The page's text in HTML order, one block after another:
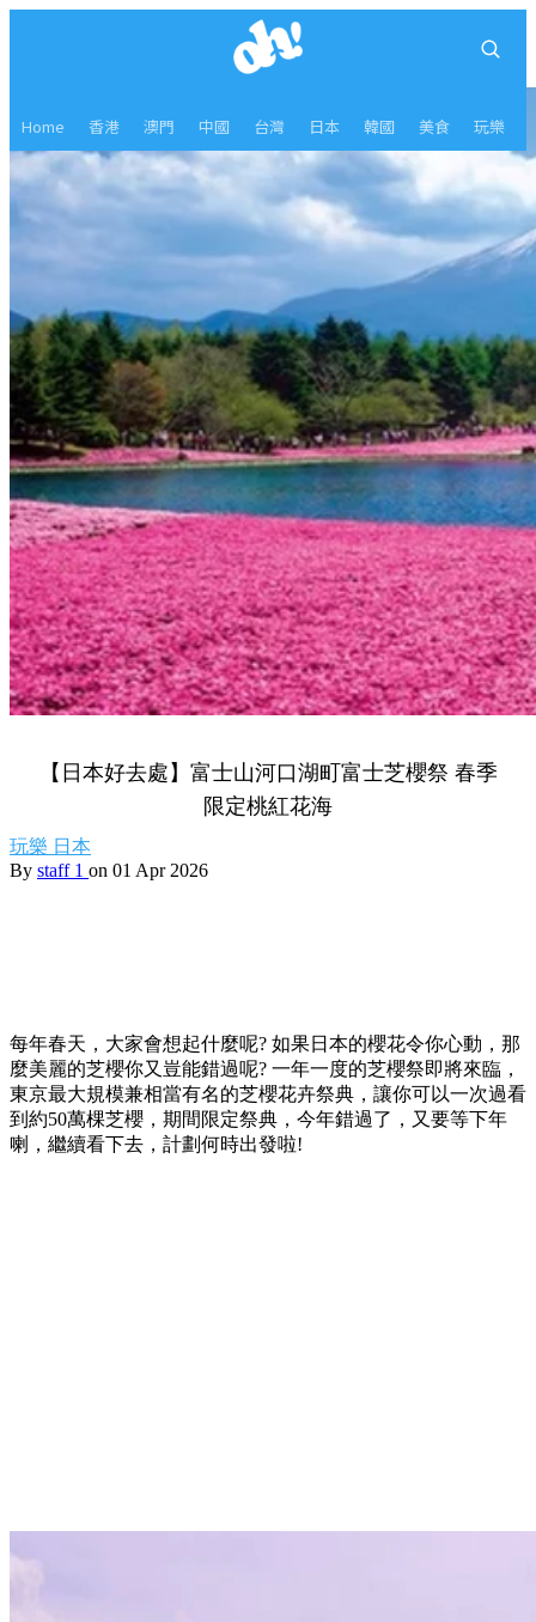
Home 香港 澳門 中國 台灣 日本 韓國 美食 玩樂
【日本好去處】富士山河口湖町富士芝櫻祭 春季
限定桃紅花海
玩樂 日本
By staff 1 on 01 Apr 2026
每年春天，大家會想起什麼呢? 如果日本的櫻花令你心動，那
麼美麗的芝櫻你又豈能錯過呢? 一年一度的芝櫻祭即將來臨，
東京最大規模兼相當有名的芝櫻花卉祭典，讓你可以一次過看
到約50萬棵芝櫻，期間限定祭典，今年錯過了，又要等下年
喇，繼續看下去，計劃何時出發啦!